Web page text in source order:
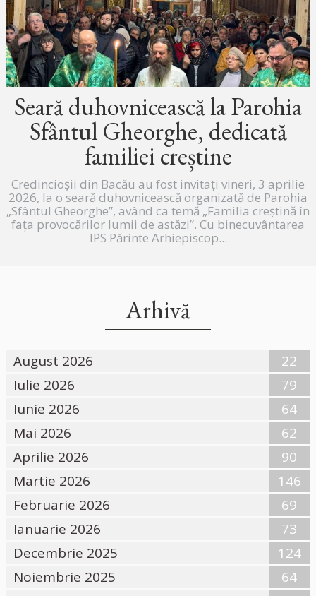
Seară duhovnicească la Parohia
Sfântul Gheorghe, dedicată
familiei creștine
Credincioșii din Bacău au fost invitați vineri, 3 aprilie
2026, la o seară duhovnicească organizată de Parohia
„Sfântul Gheorghe”, având ca temă „Familia creștină în
fața provocărilor lumii de astăzi”. Cu binecuvântarea
IPS Părinte Arhiepiscop...
Arhivă
August 2026
22
Iulie 2026
79
Iunie 2026
64
Mai 2026
62
Aprilie 2026
90
Martie 2026
146
Februarie 2026
69
Ianuarie 2026
73
Decembrie 2025
124
Noiembrie 2025
64